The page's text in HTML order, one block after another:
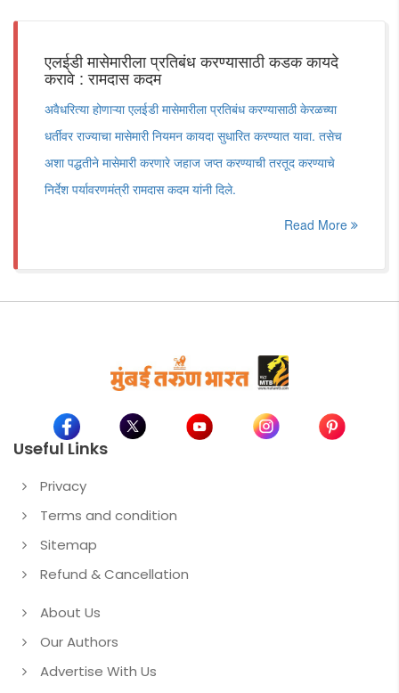
एलईडी मासेमारीला प्रतिबंध करण्यासाठी कडक कायदे
करावे : रामदास कदम
अवैधरित्या होणाऱ्या एलईडी मासेमारीला प्रतिबंध करण्यासाठी केरळच्या
धर्तीवर राज्याचा मासेमारी नियमन कायदा सुधारित करण्यात यावा. तसेच
अशा पद्धतीने मासेमारी करणारे जहाज जप्त करण्याची तरतूद करण्याचे
निर्देश पर्यावरणमंत्री रामदास कदम यांनी दिले.
Read More
Useful Links
Privacy
Terms and condition
Sitemap
Refund & Cancellation
About Us
Our Authors
Advertise With Us